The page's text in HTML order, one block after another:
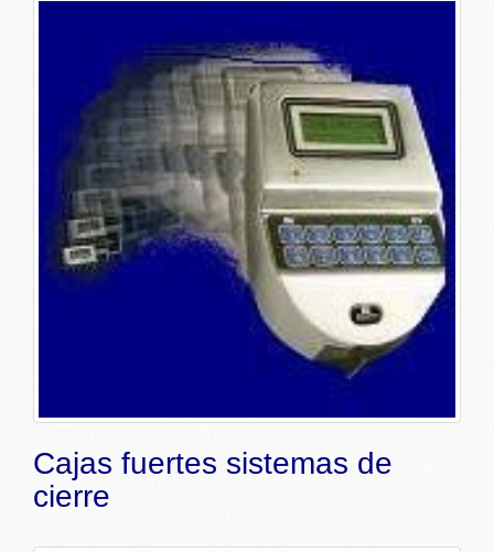
Cajas fuertes sistemas de
cierre